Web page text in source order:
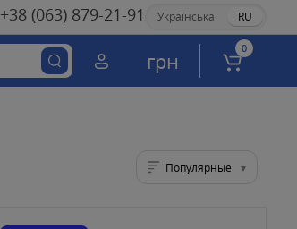
Українська RU
+38 (063) 879-21-91
грн 0
Популярные